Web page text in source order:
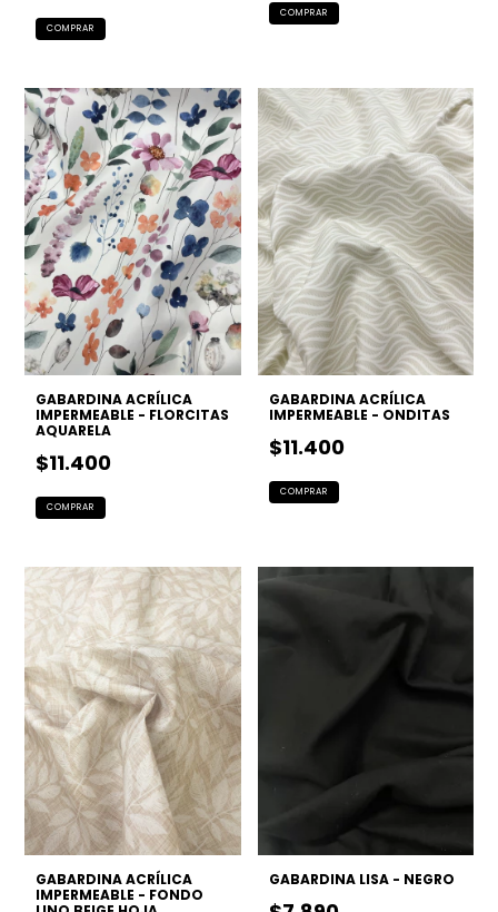
GABARDINA ACRÍLICA
IMPERMEABLE - FLORCITAS
AQUARELA
$11.400
GABARDINA ACRÍLICA
IMPERMEABLE - ONDITAS
$11.400
GABARDINA ACRÍLICA
IMPERMEABLE - FONDO
GABARDINA LISA - NEGRO